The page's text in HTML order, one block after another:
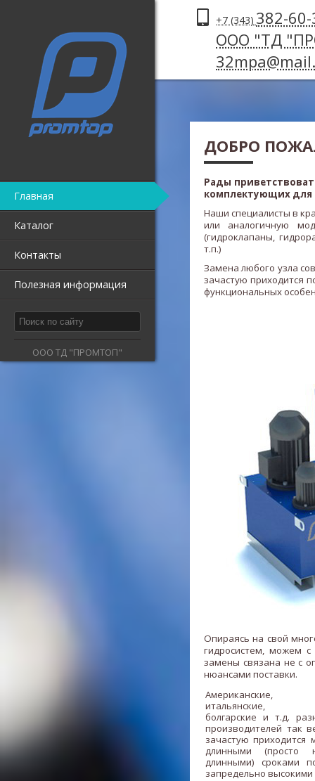
Главная
Каталог
Контакты
Полезная информация
ООО ТД "ПРОМТОП"
+7 (343) 382-
ООО "ТД
ДОБРО
Рады
комплектующих для
Наши специалисты в
или аналогичную
(гидроклапаны,
т.п.)
Замена любого узла
зачастую приходится
функциональных
Опираясь на свой
гидросистем, можем
замены связана не с
нюансами поставки.
Американские,
итальянские,
болгарские и т.д.
производителей так
зачастую приходится
длинными (просто
длинными) сроками
запредельно